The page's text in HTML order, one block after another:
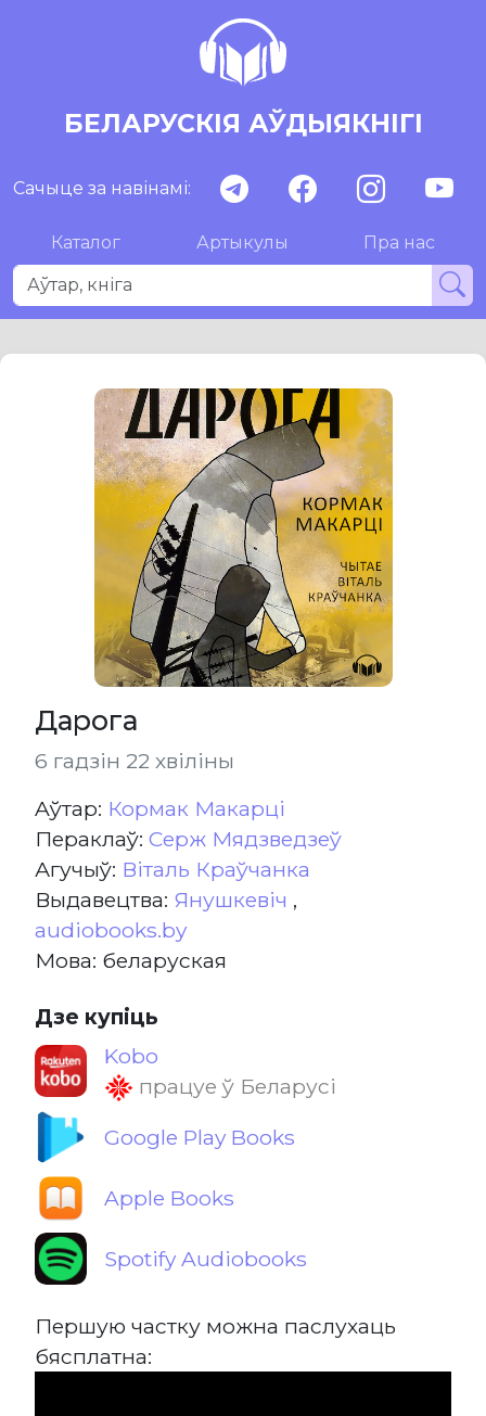
БЕЛАРУСКІЯ АЎДЫЯКНІГІ
Сачыце за навінамі:
Каталог Артыкулы Пра нас
Дарога
6 гадзін 22 хвіліны
Aўтар: Кормак Макарці
Пераклаў: Серж Мядзведзеў
Агучыў: Віталь Краўчанка
Выдавецтва: Янушкевіч ,
audiobooks.by
Мова: беларуская
Дзе купіць
Kobo
працуе ў Беларусі
Google Play Books
Apple Books
Spotify Audiobooks
Першую частку можна паслухаць
бясплатна: